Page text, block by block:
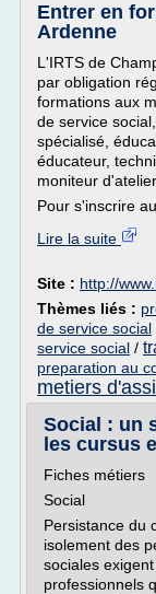
Entrer en
Ardenne
L'IRTS de
par obligation
formations aux
de service
spécialisé,
éducateur,
moniteur d'atelier.
Pour s'inscrire
Lire la suite
Site : http://
Thèmes liés :
de service social
service social /
preparation au
metiers
Social : un
les cursus
Fiches métiers
Social
Persistance du
isolement des
sociales
professionnels